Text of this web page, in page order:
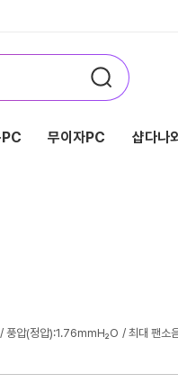
무이자PC 샵다나
풍압(정압):1.76mmH₂O 최대 팬소